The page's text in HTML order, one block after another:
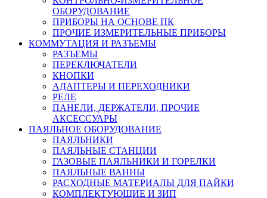
ОБОРУДОВАНИЕ
ПРИБОРЫ НА ОСНОВЕ ПК
ПРОЧИЕ ИЗМЕРИТЕЛЬНЫЕ ПРИБОРЫ
КОММУТАЦИЯ И РАЗЪЕМЫ
РАЗЪЕМЫ
ПЕРЕКЛЮЧАТЕЛИ
КНОПКИ
АДАПТЕРЫ И ПЕРЕХОДНИКИ
РЕЛЕ
ПАНЕЛИ, ДЕРЖАТЕЛИ, ПРОЧИЕ
АКСЕССУАРЫ
ПАЯЛЬНОЕ ОБОРУДОВАНИЕ
ПАЯЛЬНИКИ
ПАЯЛЬНЫЕ СТАНЦИИ
ГАЗОВЫЕ ПАЯЛЬНИКИ И ГОРЕЛКИ
ПАЯЛЬНЫЕ ВАННЫ
РАСХОДНЫЕ МАТЕРИАЛЫ ДЛЯ ПАЙКИ
КОМПЛЕКТУЮЩИЕ И ЗИП